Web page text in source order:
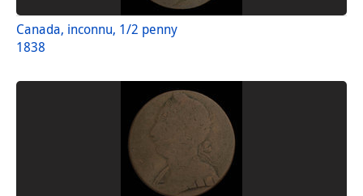
Canada, inconnu, 1/2 penny
1838